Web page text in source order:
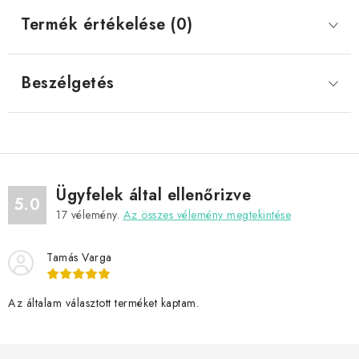
Termék értékelése (0)
Beszélgetés
5.0 Ügyfelek által ellenőrizve
17 vélemény. Az összes vélemény megtekintése
Tamás Varga
Az általam választott terméket kaptam.